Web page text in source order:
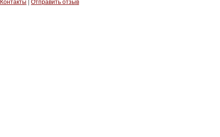
Контакты
Отправить отзыв